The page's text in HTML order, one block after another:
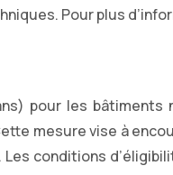
Pour plus
pour les bâtiments
mesure vise à
conditions